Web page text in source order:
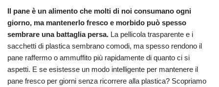
Il pane è un alimento che molti di noi consumano ogni
giorno, ma mantenerlo fresco e morbido può spesso
sembrare una battaglia persa. La pellicola trasparente e i
sacchetti di plastica sembrano comodi, ma spesso rendono il
pane raffermo o ammuffito più rapidamente di quanto ci si
aspetti. E se esistesse un modo intelligente per mantenere il
pane fresco per giorni senza ricorrere alla plastica? Scopriamo